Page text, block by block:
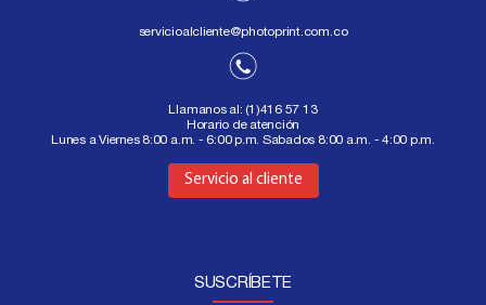
servicioalcliente@photoprint.com.co
Llamanos al: (1)416 57 13
Horario de atención
Lunes a Viernes 8:00 a.m. - 6:00 p.m. Sabados 8:00 a.m. - 4:00 p.m.
Servicio al cliente
Aquí
SUSCRÍBETE